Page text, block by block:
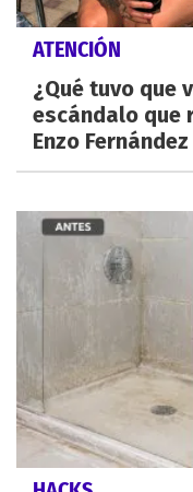
ATENCIÓN
¿Qué tuvo que
escándalo que
Enzo